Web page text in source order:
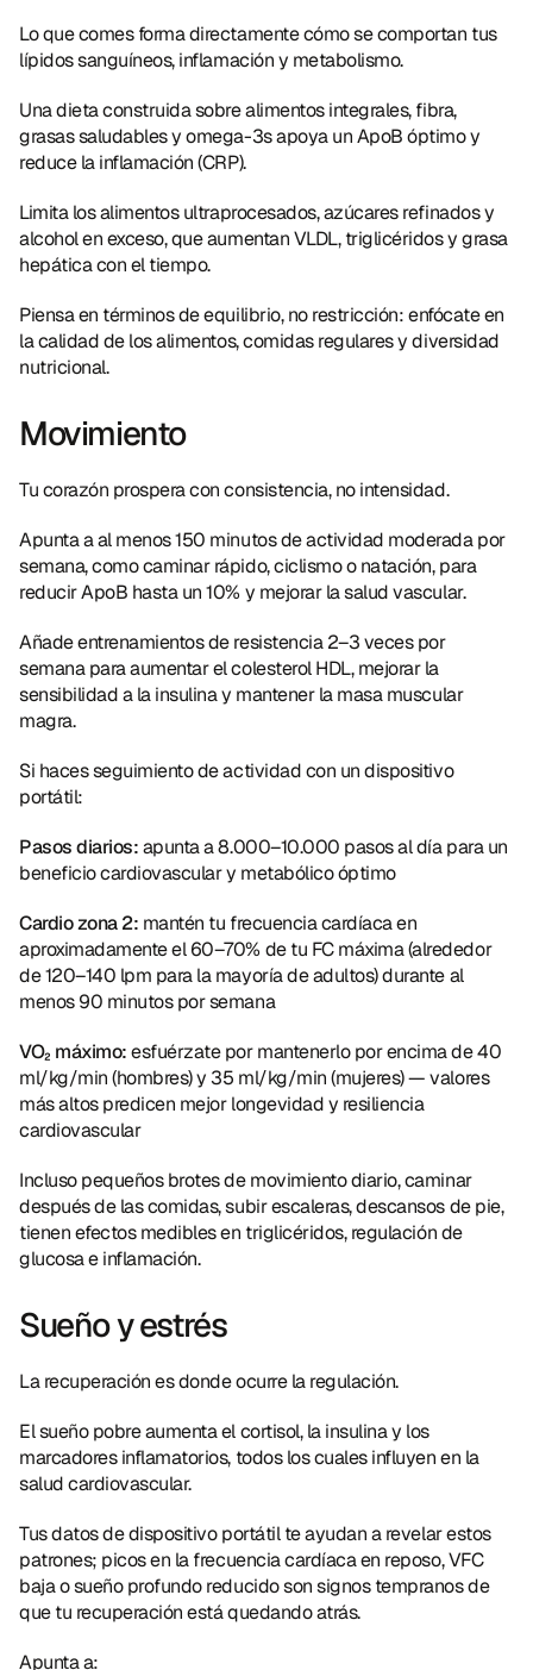
Lo que comes forma directamente cómo se comportan tus
lípidos sanguíneos, inflamación y metabolismo.
Una dieta construida sobre alimentos integrales, fibra,
grasas saludables y omega-3s apoya un ApoB óptimo y
reduce la inflamación (CRP).
Limita los alimentos ultraprocesados, azúcares refinados y
alcohol en exceso, que aumentan VLDL, triglicéridos y grasa
hepática con el tiempo.
Piensa en términos de equilibrio, no restricción: enfócate en
la calidad de los alimentos, comidas regulares y diversidad
nutricional.
Movimiento
Tu corazón prospera con consistencia, no intensidad.
Apunta a al menos 150 minutos de actividad moderada por
semana, como caminar rápido, ciclismo o natación, para
reducir ApoB hasta un 10% y mejorar la salud vascular.
Añade entrenamientos de resistencia 2–3 veces por
semana para aumentar el colesterol HDL, mejorar la
sensibilidad a la insulina y mantener la masa muscular
magra.
Si haces seguimiento de actividad con un dispositivo
portátil:
Pasos diarios: apunta a 8.000–10.000 pasos al día para un
beneficio cardiovascular y metabólico óptimo
Cardio zona 2: mantén tu frecuencia cardíaca en
aproximadamente el 60–70% de tu FC máxima (alrededor
de 120–140 lpm para la mayoría de adultos) durante al
menos 90 minutos por semana
VO₂ máximo: esfuérzate por mantenerlo por encima de 40
ml/kg/min (hombres) y 35 ml/kg/min (mujeres) — valores
más altos predicen mejor longevidad y resiliencia
cardiovascular
Incluso pequeños brotes de movimiento diario, caminar
después de las comidas, subir escaleras, descansos de pie,
tienen efectos medibles en triglicéridos, regulación de
glucosa e inflamación.
Sueño y estrés
La recuperación es donde ocurre la regulación.
El sueño pobre aumenta el cortisol, la insulina y los
marcadores inflamatorios, todos los cuales influyen en la
salud cardiovascular.
Tus datos de dispositivo portátil te ayudan a revelar estos
patrones; picos en la frecuencia cardíaca en reposo, VFC
baja o sueño profundo reducido son signos tempranos de
que tu recuperación está quedando atrás.
Apunta a: